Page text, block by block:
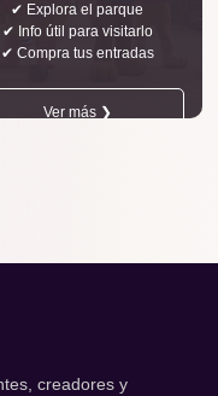
✔ Explora el parque
✔ Info útil para visitarlo
✔ Compra tus entradas
Ver más ❯
creadores y